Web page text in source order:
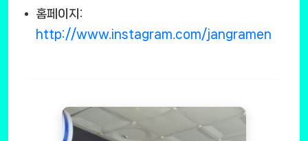
홈페이지:
http://www.instagram.com/jangramen